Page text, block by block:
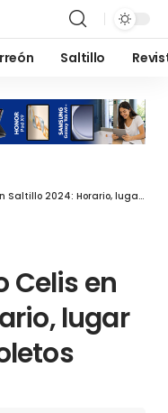
Saltillo
Horario, lugar y precio de los boletos
Celis en
lugar